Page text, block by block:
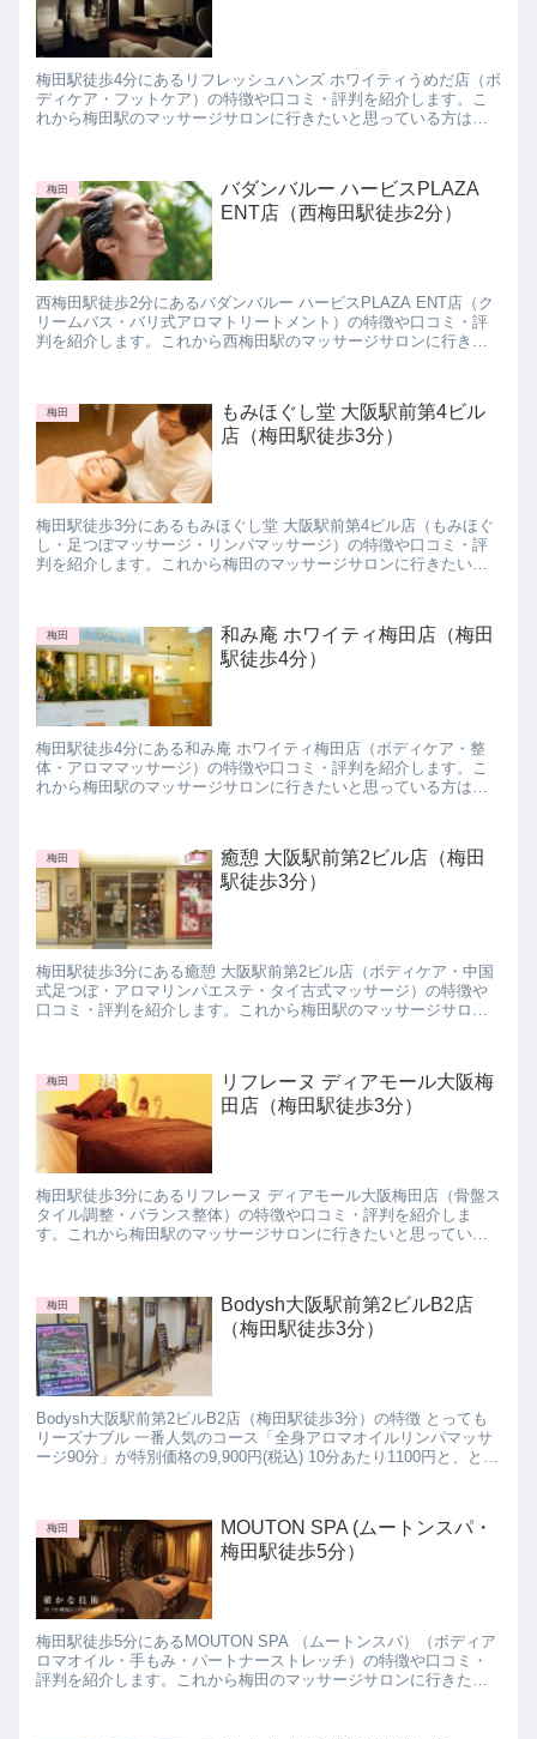
梅田駅徒歩4分にあるリフレッシュハンズ ホワイティうめだ店（ボ
ディケア・フットケア）の特徴や口コミ・評判を紹介します。こ
れから梅田駅のマッサージサロンに行きたいと思っている方は参
梅田
バダンバルー ハービスPLAZA
ENT店（西梅田駅徒歩2分）
西梅田駅徒歩2分にあるバダンバルー ハービスPLAZA ENT店（ク
リームバス・バリ式アロマトリートメント）の特徴や口コミ・評
判を紹介します。これから西梅田駅のマッサージサロンに行きた
梅田
もみほぐし堂 大阪駅前第4ビル
店（梅田駅徒歩3分）
梅田駅徒歩3分にあるもみほぐし堂 大阪駅前第4ビル店（もみほぐ
し・足つぼマッサージ・リンパマッサージ）の特徴や口コミ・評
判を紹介します。これから梅田のマッサージサロンに行きたいと
梅田
和み庵 ホワイティ梅田店（梅田
駅徒歩4分）
梅田駅徒歩4分にある和み庵 ホワイティ梅田店（ボディケア・整
体・アロママッサージ）の特徴や口コミ・評判を紹介します。こ
れから梅田駅のマッサージサロンに行きたいと思っている方は参
梅田
癒憩 大阪駅前第2ビル店（梅田
駅徒歩3分）
梅田駅徒歩3分にある癒憩 大阪駅前第2ビル店（ボディケア・中国
式足つぼ・アロマリンパエステ・タイ古式マッサージ）の特徴や
口コミ・評判を紹介します。これから梅田駅のマッサージサロン
梅田
リフレーヌ ディアモール大阪梅
田店（梅田駅徒歩3分）
梅田駅徒歩3分にあるリフレーヌ ディアモール大阪梅田店（骨盤ス
タイル調整・バランス整体）の特徴や口コミ・評判を紹介しま
す。これから梅田駅のマッサージサロンに行きたいと思っている
梅田
Bodysh大阪駅前第2ビルB2店
（梅田駅徒歩3分）
Bodysh大阪駅前第2ビルB2店（梅田駅徒歩3分）の特徴 とっても
リーズナブル 一番人気のコース「全身アロマオイルリンパマッサ
ージ90分」が特別価格の9,900円(税込) 10分あたり1100円と、とて
梅田
MOUTON SPA (ムートンスパ・
梅田駅徒歩5分）
梅田駅徒歩5分にあるMOUTON SPA （ムートンスパ）（ボディア
ロマオイル・手もみ・パートナーストレッチ）の特徴や口コミ・
評判を紹介します。これから梅田のマッサージサロンに行きたい